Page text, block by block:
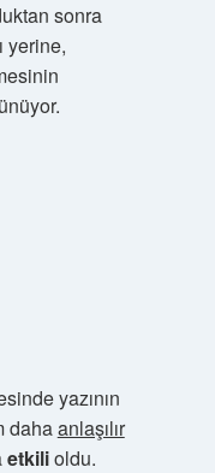
sonra
yerine,
yazının
dahaanlaşılır
etkilioldu.